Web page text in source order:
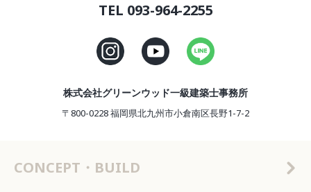
TEL 093-964-2255
株式会社グリーンウッド一級建築士事務所
〒800-0228 福岡県北九州市小倉南区長野1-7-2
CONCEPT・BUILD